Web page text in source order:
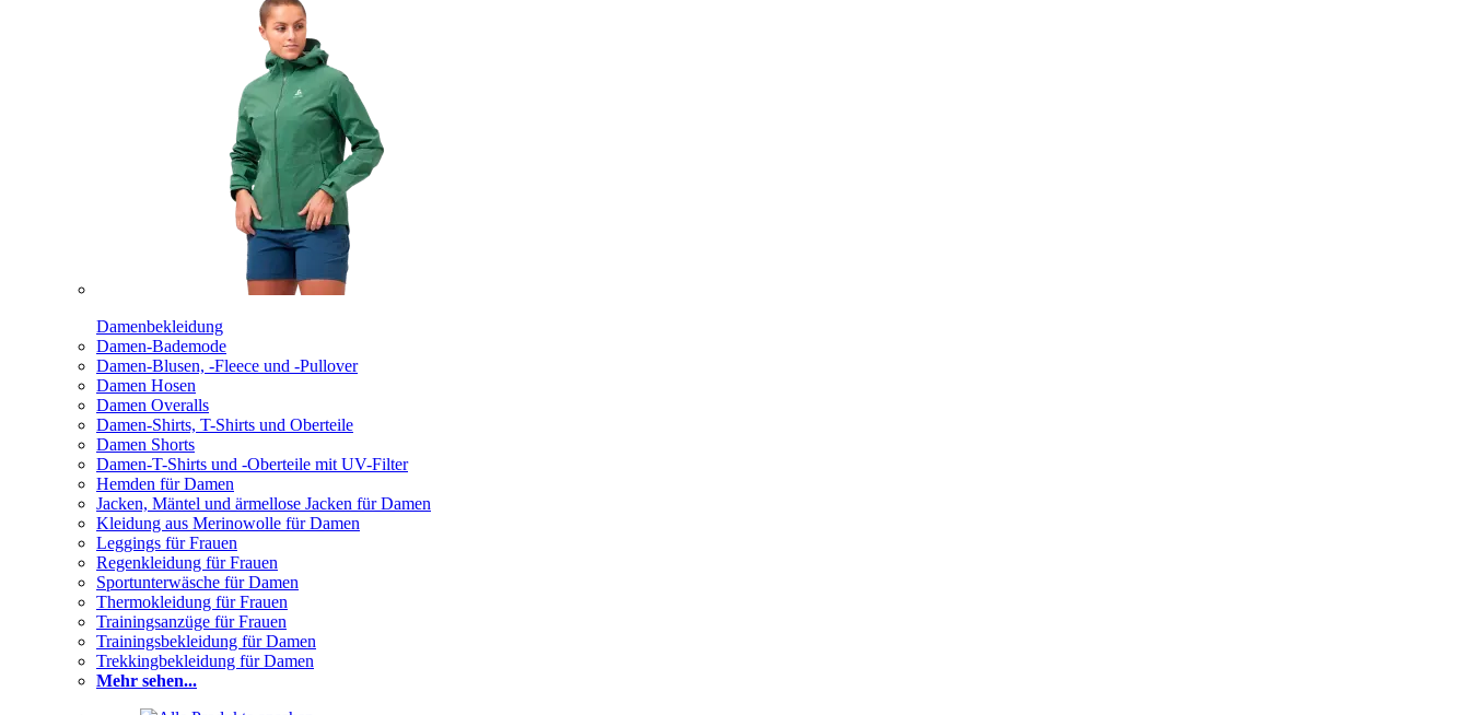
Damenbekleidung
Damen-Bademode
Damen-Blusen, -Fleece und -Pullover
Damen Hosen
Damen Overalls
Damen-Shirts, T-Shirts und Oberteile
Damen Shorts
Damen-T-Shirts und -Oberteile mit UV-Filter
Hemden für Damen
Jacken, Mäntel und ärmellose Jacken für Damen
Kleidung aus Merinowolle für Damen
Leggings für Frauen
Regenkleidung für Frauen
Sportunterwäsche für Damen
Thermokleidung für Frauen
Trainingsanzüge für Frauen
Trainingsbekleidung für Damen
Trekkingbekleidung für Damen
Mehr sehen...